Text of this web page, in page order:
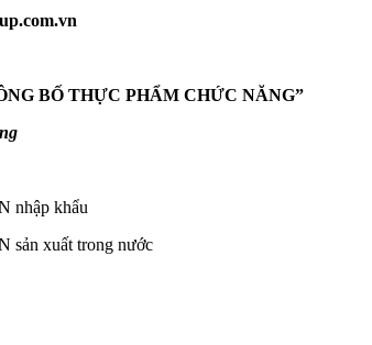
BỐ THỰC PHẨM CHỨC NĂNG”
nhập khẩu
sản xuất trong nước